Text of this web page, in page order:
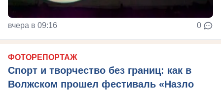
вчера в 09:16 0
ФОТОРЕПОРТАЖ
Спорт и творчество без границ: как в
Волжском прошел фестиваль «Назло